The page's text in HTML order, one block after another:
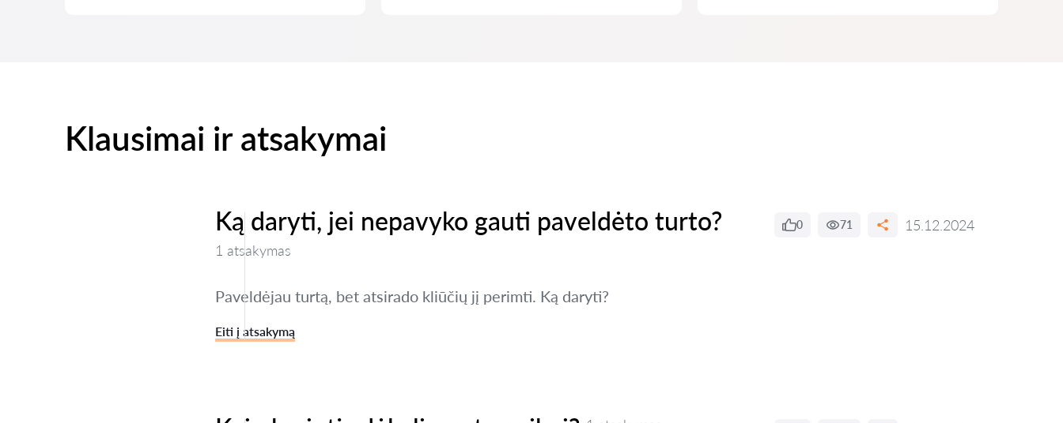
Klausimai ir atsakymai
Ką daryti, jei nepavyko gauti paveldėto turto?
1 atsakymas
0 71 15.12.2024
Paveldėjau turtą, bet atsirado kliūčių jį perimti. Ką daryti?
Eiti į atsakymą